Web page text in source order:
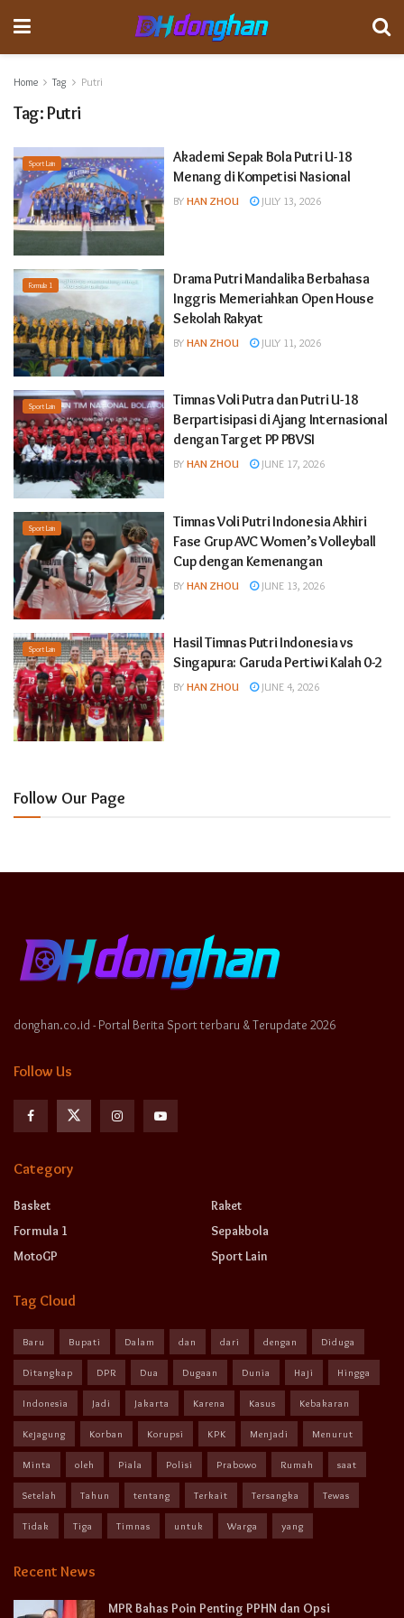
Home Tag Putri
Tag:Putri
Sport Lain
Akademi Sepak Bola Putri U-18
Menang di Kompetisi Nasional
BY HAN ZHOU JULY 13, 2026
Formula 1
Drama Putri Mandalika Berbahasa
Inggris Memeriahkan Open House
Sekolah Rakyat
BY HAN ZHOU JULY 11, 2026
Sport Lain
Timnas Voli Putra dan Putri U-18
Berpartisipasi di Ajang Internasional
dengan Target PP PBVSI
BY HAN ZHOU JUNE 17, 2026
Sport Lain
Timnas Voli Putri Indonesia Akhiri
Fase Grup AVC Women’s Volleyball
Cup dengan Kemenangan
BY HAN ZHOU JUNE 13, 2026
Sport Lain
Hasil Timnas Putri Indonesia vs
Singapura: Garuda Pertiwi Kalah 0-2
BY HAN ZHOU JUNE 4, 2026
Follow Our Page
donghan.co.id - Portal Berita Sport terbaru & Terupdate 2026
Follow Us
Category
Basket
Formula 1
MotoGP
Raket
Sepakbola
Sport Lain
Tag Cloud
Baru Bupati Dalam dan dari dengan Diduga
Ditangkap DPR Dua Dugaan Dunia Haji Hingga
Indonesia Jadi Jakarta Karena Kasus Kebakaran
Kejagung Korban Korupsi KPK Menjadi Menurut
Minta oleh Piala Polisi Prabowo Rumah saat
Setelah Tahun tentang Terkait Tersangka Tewas
Tidak Tiga Timnas untuk Warga yang
Recent News
MPR Bahas Poin Penting PPHN dan Opsi